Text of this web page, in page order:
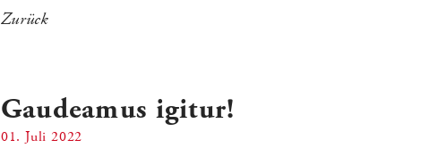
Zurück
Gaudeamus igitur!
01. Juli 2022